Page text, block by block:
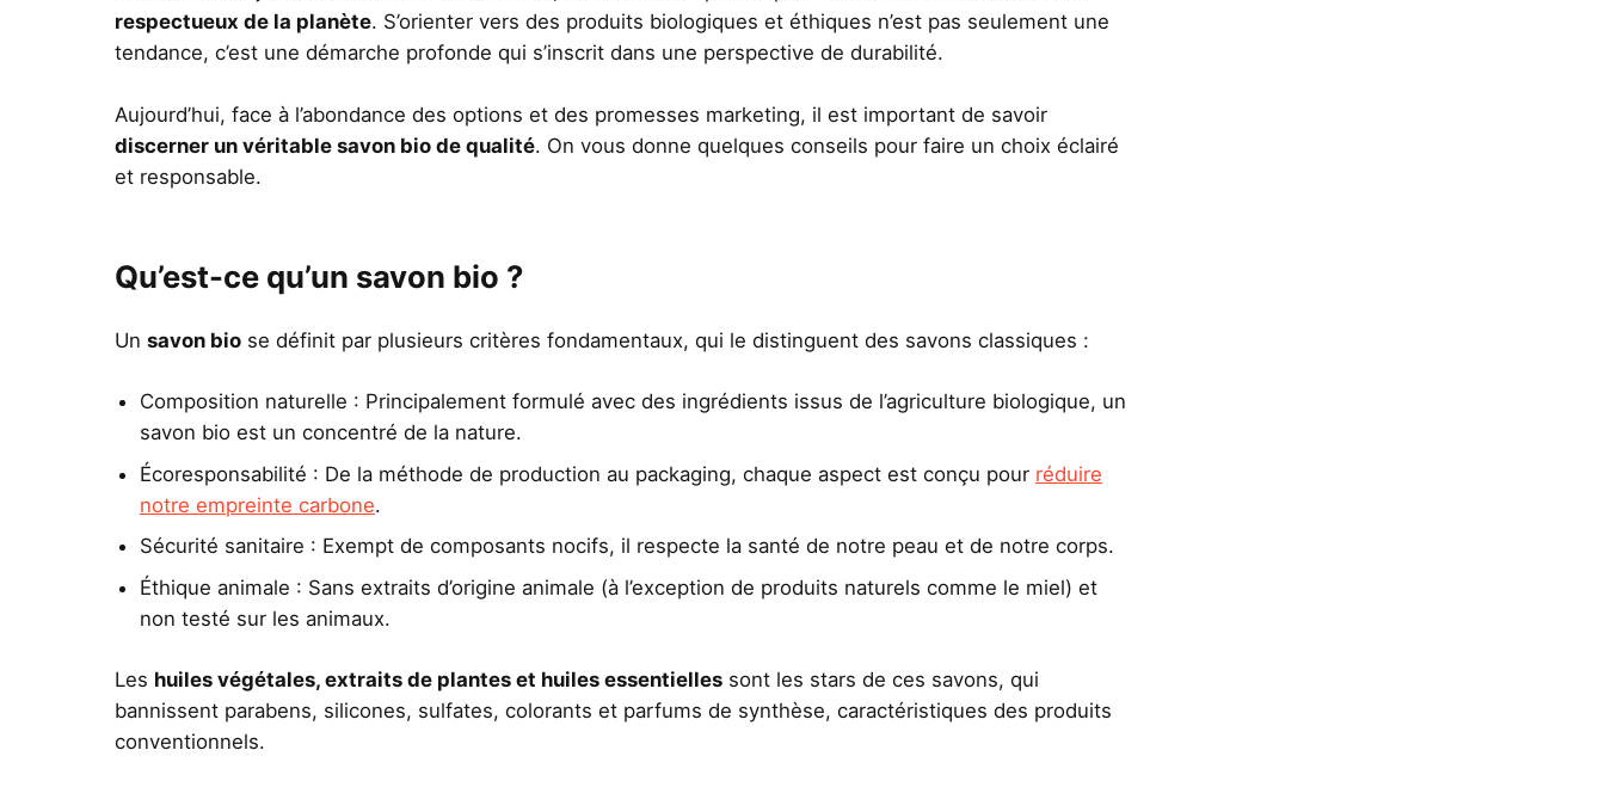
respectueux de la planète. S’orienter vers des produits biologiques et éthiques n’est pas seulement une
tendance, c’est une démarche profonde qui s’inscrit dans une perspective de durabilité.
Aujourd’hui, face à l’abondance des options et des promesses marketing, il est important de savoir
discerner un véritable savon bio de qualité. On vous donne quelques conseils pour faire un choix éclairé
et responsable.
Qu’est-ce qu’un savon bio ?
Un savon bio se définit par plusieurs critères fondamentaux, qui le distinguent des savons classiques :
Composition naturelle : Principalement formulé avec des ingrédients issus de l’agriculture biologique, un
savon bio est un concentré de la nature.
Écoresponsabilité : De la méthode de production au packaging, chaque aspect est conçu pour réduire
notre empreinte carbone.
Sécurité sanitaire : Exempt de composants nocifs, il respecte la santé de notre peau et de notre corps.
Éthique animale : Sans extraits d’origine animale (à l’exception de produits naturels comme le miel) et
non testé sur les animaux.
Les huiles végétales, extraits de plantes et huiles essentielles sont les stars de ces savons, qui
bannissent parabens, silicones, sulfates, colorants et parfums de synthèse, caractéristiques des produits
conventionnels.